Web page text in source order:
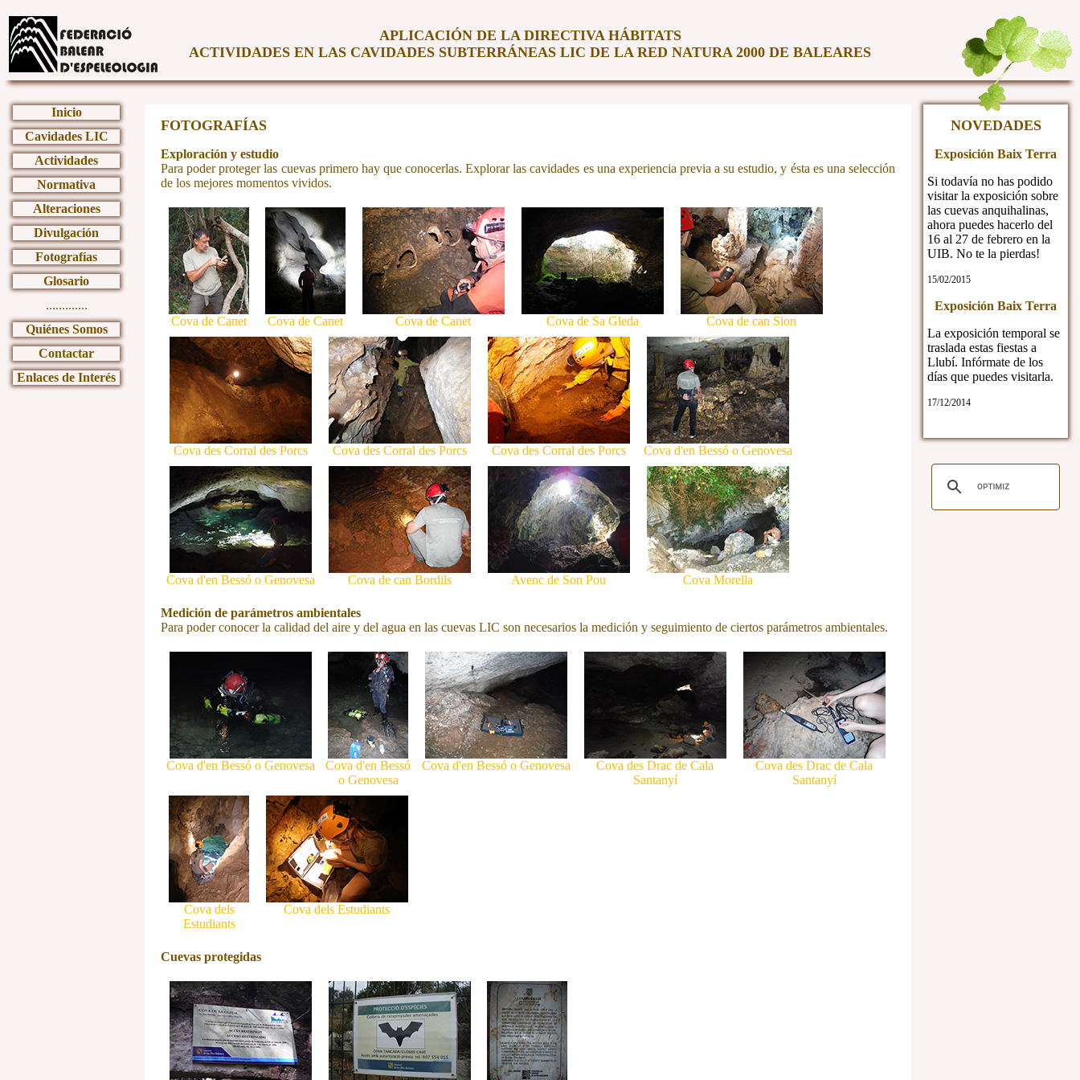
APLICACIÓN DE LA DIRECTIVA HÁBITATS
ACTIVIDADES EN LAS CAVIDADES SUBTERRÁNEAS LIC DE LA RED NATURA 2000 DE BALEARES
Inicio
Cavidades LIC
Actividades
Normativa
Alteraciones
Divulgación
Fotografías
Glosario
.............
Quiénes Somos
Contactar
Enlaces de Interés
FOTOGRAFÍAS
Exploración y estudio
Para poder proteger las cuevas primero hay que conocerlas. Explorar las cavidades es una experiencia previa a su estudio, y ésta es una selección
de los mejores momentos vividos.
Cova de Canet Cova de Canet Cova de Canet Cova de Sa Gleda Cova de can Sion
Cova des Corral des Porcs Cova des Corral des Porcs Cova des Corral des Porcs Cova d'en Bessó o Genovesa
Cova d'en Bessó o Genovesa Cova de can Bordils Avenc de Son Pou Cova Morella
Medición de parámetros ambientales
Para poder conocer la calidad del aire y del agua en las cuevas LIC son necesarios la medición y seguimiento de ciertos parámetros ambientales.
Cova d'en Bessó o Genovesa
Cova d'en Bessó
o Genovesa
Cova d'en Bessó o Genovesa
Cova des Drac de Cala
Santanyí
Cova des Drac de Cala
Santanyí
Cova dels
Estudiants
Cova dels Estudiants
Cuevas protegidas
NOVEDADES
Exposición Baix Terra
Si todavía no has podido
visitar la exposición sobre
las cuevas anquihalinas,
ahora puedes hacerlo del
16 al 27 de febrero en la
UIB. No te la pierdas!
15/02/2015
Exposición Baix Terra
La exposición temporal se
traslada estas fiestas a
Llubí. Infórmate de los
días que puedes visitarla.
17/12/2014